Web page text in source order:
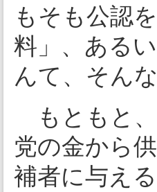
もそも公認
料」、ある
んて、そん
もともと、
党の金から
補者に与え